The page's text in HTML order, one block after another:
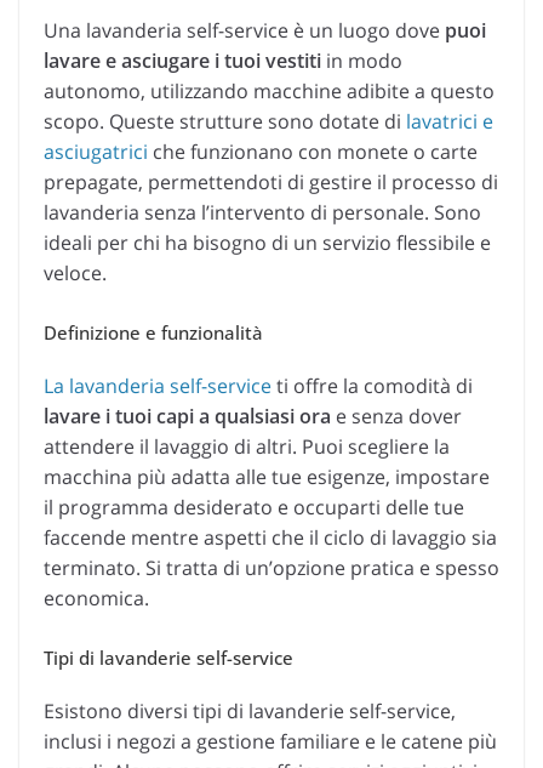
Una lavanderia self-service è un luogo dove puoi
lavare e asciugare i tuoi vestiti in modo
autonomo, utilizzando macchine adibite a questo
scopo. Queste strutture sono dotate di lavatrici e
asciugatrici che funzionano con monete o carte
prepagate, permettendoti di gestire il processo di
lavanderia senza l’intervento di personale. Sono
ideali per chi ha bisogno di un servizio flessibile e
veloce.
Definizione e funzionalità
La lavanderia self-serviceti offre la comodità di
lavare i tuoi capi a qualsiasi ora e senza dover
attendere il lavaggio di altri. Puoi scegliere la
macchina più adatta alle tue esigenze, impostare
il programma desiderato e occuparti delle tue
faccende mentre aspetti che il ciclo di lavaggio sia
terminato. Si tratta di un’opzione pratica e spesso
economica.
Tipi di lavanderie self-service
Esistono diversi tipi di lavanderie self-service,
inclusi i negozi a gestione familiare e le catene più